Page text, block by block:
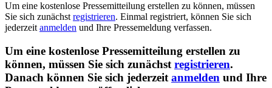
Um eine kostenlose Pressemitteilung erstellen zu können, müssen
Sie sich zunächst registrieren. Einmal registriert, können Sie sich
jederzeit anmelden und Ihre Pressemeldung verfassen.
Um eine kostenlose Pressemitteilung erstellen zu
können, müssen Sie sich zunächst registrieren.
Danach können Sie sich jederzeit anmelden und Ihre